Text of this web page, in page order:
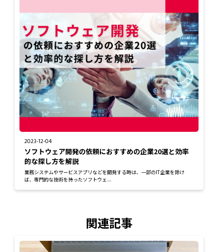
2023-12-04
ソフトウェア開発の依頼におすすめの企業20選と効率
的な探し方を解説
業務システムやサービスアプリなどを開発する時は、一部のIT企業を除け
ば、専門的な技術を持ったソフトウェ...
関連記事